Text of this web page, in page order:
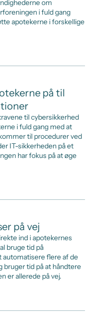
om
i fuld gang
apotekerne i forskellige
på til
til cybersikkerhed
i fuld gang med at
til procedurer ved
IT-sikkerheden på et
har fokus på at øge
på vej
ind i apotekernes
bruge tid på
automatisere flere af de
bruger tid på at håndtere
er allerede på vej.